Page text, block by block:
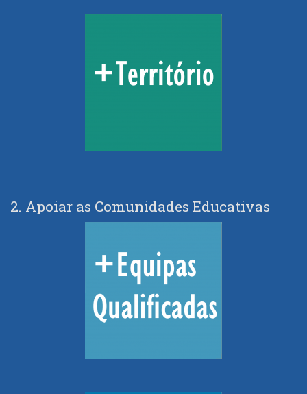
2. Apoiar as Comunidades Educativas